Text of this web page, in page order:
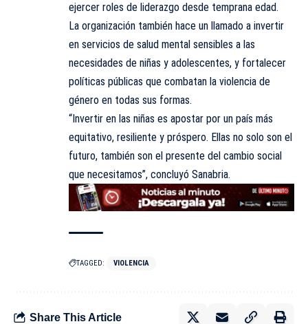
ejercer roles de liderazgo desde temprana edad.
La organización también hace un llamado a invertir
en servicios de salud mental sensibles a las
necesidades de niñas y adolescentes, y fortalecer
políticas públicas que combatan la violencia de
género en todas sus formas.
“Invertir en las niñas es apostar por un país más
equitativo, resiliente y próspero. Ellas no solo son el
futuro, también son el presente del cambio social
que necesitamos”, concluyó Sanabria.
TAGGED: VIOLENCIA
Share This Article